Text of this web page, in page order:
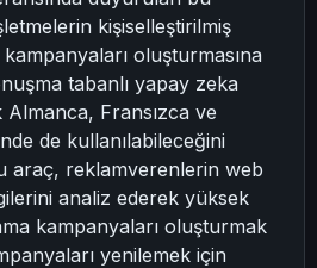
kişiselleştirilmiş
oluşturmasına
tabanlı yapay zeka
Almanca, Fransızca ve
de kullanılabileceğini
araç, reklamverenlerin web
analiz ederek yüksek
kampanyaları oluşturmak
yenilemek için